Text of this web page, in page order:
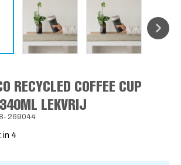
RECYCLED COFFEE CUP
LEKVRIJ
269044
in 4